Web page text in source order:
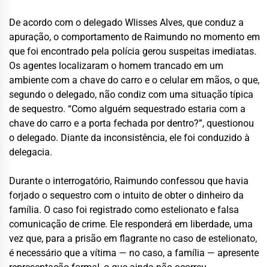
De acordo com o delegado Wlisses Alves, que conduz a
apuração, o comportamento de Raimundo no momento em
que foi encontrado pela polícia gerou suspeitas imediatas.
Os agentes localizaram o homem trancado em um
ambiente com a chave do carro e o celular em mãos, o que,
segundo o delegado, não condiz com uma situação típica
de sequestro. “Como alguém sequestrado estaria com a
chave do carro e a porta fechada por dentro?”, questionou
o delegado. Diante da inconsistência, ele foi conduzido à
delegacia.
Durante o interrogatório, Raimundo confessou que havia
forjado o sequestro com o intuito de obter o dinheiro da
família. O caso foi registrado como estelionato e falsa
comunicação de crime. Ele responderá em liberdade, uma
vez que, para a prisão em flagrante no caso de estelionato,
é necessário que a vítima — no caso, a família — apresente